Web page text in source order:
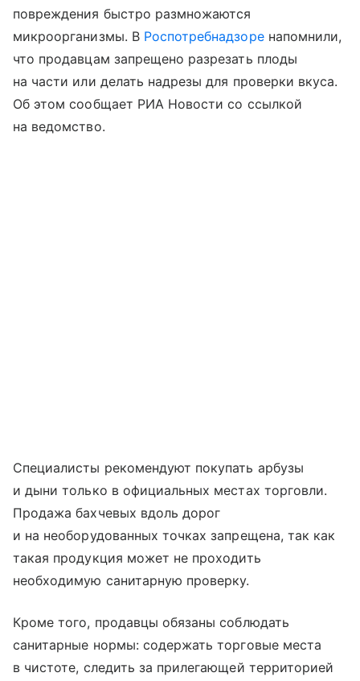
повреждения быстро размножаются
микроорганизмы. В Роспотребнадзоренапомнили,
что продавцам запрещено разрезать плоды
на части или делать надрезы для проверки вкуса.
Об этом сообщает РИА Новости со ссылкой
на ведомство.
Специалисты рекомендуют покупать арбузы
и дыни только в официальных местах торговли.
Продажа бахчевых вдоль дорог
и на необорудованных точках запрещена, так как
такая продукция может не проходить
необходимую санитарную проверку.
Кроме того, продавцы обязаны соблюдать
санитарные нормы: содержать торговые места
в чистоте, следить за прилегающей территорией